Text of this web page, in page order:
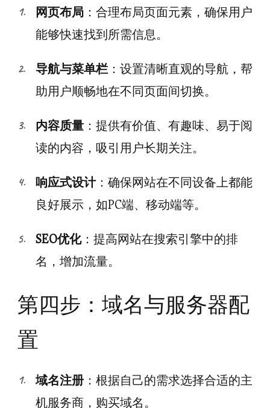
网页布局 ：合理布局页面元素，确保用户
能够快速找到所需信息。
导航与菜单栏：设置清晰直观的导航，帮
助用户顺畅地在不同页面间切换。
内容质量 ：提供有价值、有趣味、易于阅
读的内容，吸引用户长期关注。
响应式设计：确保网站在不同设备上都能
良好展示，如PC端、移动端等。
SEO优化：提高网站在搜索引擎中的排
名，增加流量。
第四步：域名与服务器配
置
域名注册 ：根据自己的需求选择合适的主
机服务商，购买域名。